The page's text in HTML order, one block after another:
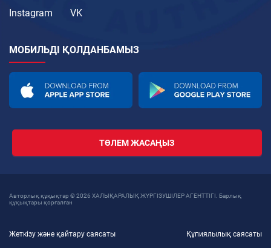
Instagram
VK
МОБИЛЬДІ ҚОЛДАНБАМЫЗ
ТӨЛЕМ ЖАСАҢЫЗ
Авторлық құқықтар © 2026 ХАЛЫҚАРАЛЫҚ ЖҮРГІЗУШІЛЕР АГЕНТТІГІ. Барлық
құқықтары қорғалған
Жеткізу және қайтару саясаты Құпиялылық саясаты